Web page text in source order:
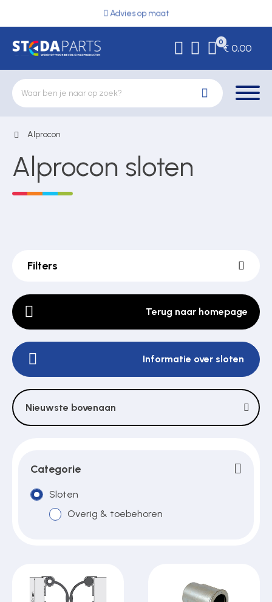
Advies op maat
0
€ 0,00
Deurbeslag
Elektrische vergrendeling
Kluizen
Poortonderdelen
Pulsgevers
Sloten
Toegangsverlening
Over ons
Alprocon
Alprocon sloten
Filters
Terug naar homepage
Informatie over sloten
Nieuwste bovenaan
Categorie
Sloten
Overig & toebehoren